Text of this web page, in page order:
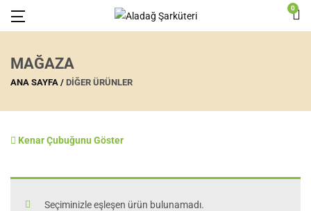
0
MAĞAZA
ANA SAYFA DIĞER ÜRÜNLER
Kenar Çubuğunu Göster
Seçiminizle eşleşen ürün bulunamadı.